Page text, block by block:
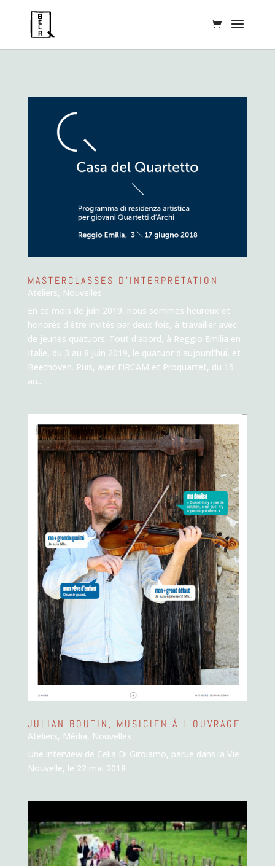
MASTERCLASSES D’INTERPRÉTATION
Ateliers, Nouvelles
En ce mois de juin 2019, nous sommes heureux et
honorés d'être invités par deux fois, à travailler avec
de jeunes quatuors. Tout d'abord, à Reggio Emilia en
Italie, du 3 au 8 juin 2019, le quatuor d'aujourd'hui, et
Beethoven. Puis, avec l’IRCAM et Proquartet, du 15
au...
JULIAN BOUTIN, MUSICIEN À L’OUVRAGE
Ateliers, Média, Nouvelles
Une interview de Celia Di Girolamo, parue dans la Vie
Nouvelle, le 22 mai 2018